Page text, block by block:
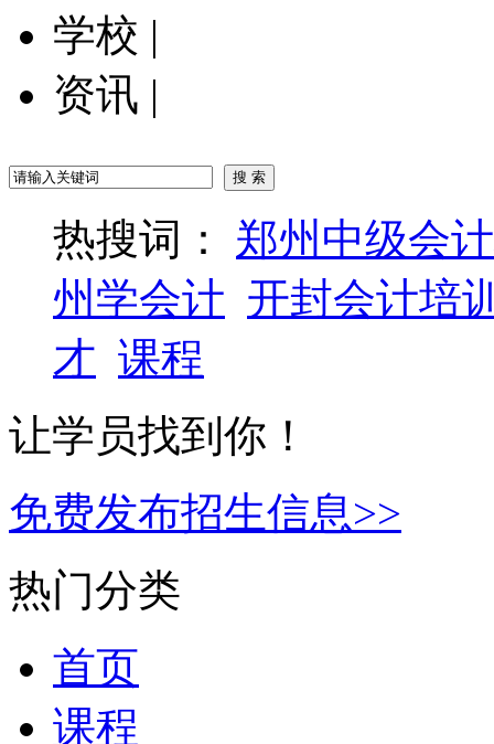
学校 |
资讯 |
热搜词： 郑州中级会
州学会计 开封会计培
才 课程
让学员找到你！
免费发布招生信息>>
热门分类
首页
课程